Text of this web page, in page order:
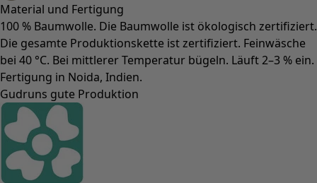
Material und Fertigung
100 % Baumwolle. Die Baumwolle ist ökologisch zertifiziert.
Die gesamte Produktionskette ist zertifiziert. Feinwäsche
bei 40 °C. Bei mittlerer Temperatur bügeln. Läuft 2–3 % ein.
Fertigung in Noida, Indien.
Gudruns gute Produktion